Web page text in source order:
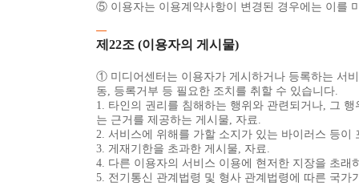
⑤ 이용자는 이용계약사항이 변경된 경우에는 이를
제22조 (이용자의 게시물)
① 미디어센터는 이용자가 게시하거나 등록하는 서
동, 등록거부 등 필요한 조치를 취할 수 있습니다.
1. 타인의 권리를 침해하는 행위와 관련되거나, 그
는 근거를 제공하는 게시물, 자료.
2. 서비스에 위해를 가할 소지가 있는 바이러스 등이
3. 게재기한을 초과한 게시물, 자료.
4. 다른 이용자의 서비스 이용에 현저한 지장을 초래
5. 전기통신 관계법령 및 형사 관계법령에 따른 국